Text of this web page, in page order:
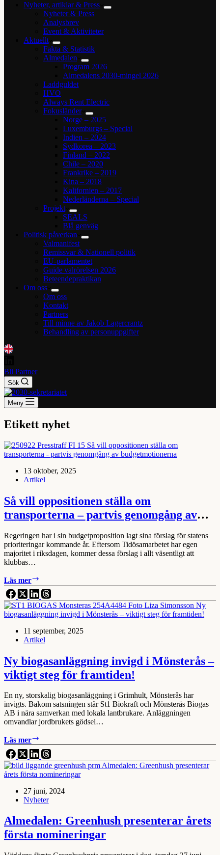
Nyheter, artiklar & Press
Nyheter & Press
Analysbrev
Event & Aktiviteter
Aktuellt
Fakta & Statistik
Almedalen
Program 2026
Almedalens 2030-mingel 2026
Laddguldet
HVO
Always Rent Electric
Fokusländer
Norge – 2025
Luxemburgs – Special
Indien – 2024
Sydkorea – 2023
Finland – 2022
Chile – 2020
Frankrike – 2019
Kina – 2018
Kalifornien – 2017
Nederländerna – Special
Projekt
SEALS
Blå genväg
Politisk påverkan
Valmanifest
Remissvar & Nationell politik
EU-parlamentet
Guide valrörelsen 2026
Beteendepraktikan
Om oss
Om oss
Kontakt
Partners
Till minne av Jakob Lagercrantz
Behandling av personuppgifter
Bli Partner
Sök
Meny
Etikett nyhet
13 oktober, 2025
Artikel
Så vill oppositionen ställa om
transporterna – partvis genomgång av
Regeringen har i sin budgetproposition lagt sina förslag för statens
prioriteringar kommande år. Eftersom Tidösamarbetet har egen
majoritet i riksdagen, kommer dessa förslag i allt väsentligt att
klubbas…
Läs mer
vill
oppositionen
ställa
om
–
partvis
av
budgetmotionerna
11 september, 2025
Artikel
Ny biogasanläggning invigd i Mönsterås –
viktigt steg för framtiden!
En ny, storskalig biogasanläggning i Grimhult, Mönsterås har
invigts. Bakom satsningen står St1 Biokraft och Mönsterås Biogas
AB i nära samverkan med lokala lantbrukare. Anläggningen
omvandlar jordbrukets gödsel…
Läs mer
biogasanläggning
invigd
i
Mönsterås
viktigt
steg
framtiden!
27 juni, 2024
Nyheter
Almedalen: Greenhush presenterar årets
första nomineringar